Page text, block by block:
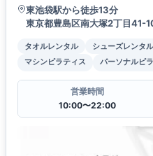
東池袋駅から徒歩13分
東京都豊島区南大塚2丁目41-
タオルレンタル シューズレンタル
マシンピラティス
パーソナルピ
営業時間
10:00〜22:00